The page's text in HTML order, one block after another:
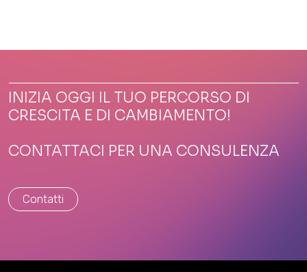
INIZIA OGGI IL TUO PERCORSO DI
CRESCITA E DI CAMBIAMENTO!
CONTATTACI PER UNA CONSULENZA
Contatti